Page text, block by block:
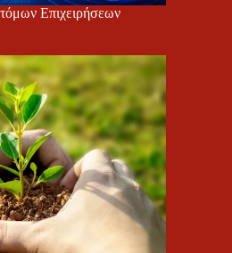
Επιχειρήσεων